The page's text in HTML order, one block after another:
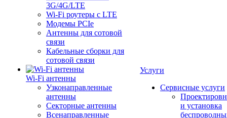
3G/4G/LTE
Wi-Fi роутеры с LTE
Модемы PCIe
Антенны для сотовой
связи
Кабельные сборки для
сотовой связи
Wi-Fi антенны
Узконаправленные
антенны
Секторные антенны
Всенаправленные
Услуги
Сервисные услуги
и установка